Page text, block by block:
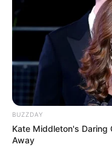
Saat ini di PIXY.
3. GyeoUl
BUZZDAY
Kate Middleton's Daring
Away